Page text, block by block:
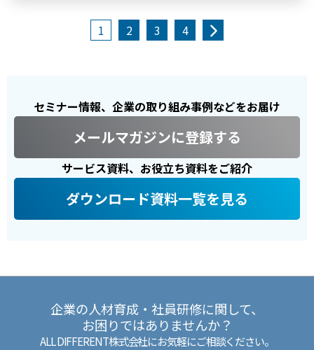
1 2 3 4
セミナー情報、企業の取り組み事例などをお届け
メールマガジンに登録する
サービス資料、お役立ち資料をご紹介
ダウンロード資料一覧を見る
企業の人材育成・社員研修に関して、
お困りではありませんか？
ALL DIFFERENT株式会社にお気軽にご相談ください。